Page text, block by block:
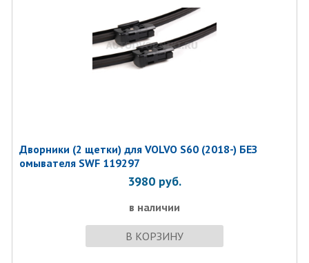
Дворники (2 щетки) для VOLVO S60 (2018-) БЕЗ
омывателя SWF 119297
3980 руб.
в наличии
В КОРЗИНУ